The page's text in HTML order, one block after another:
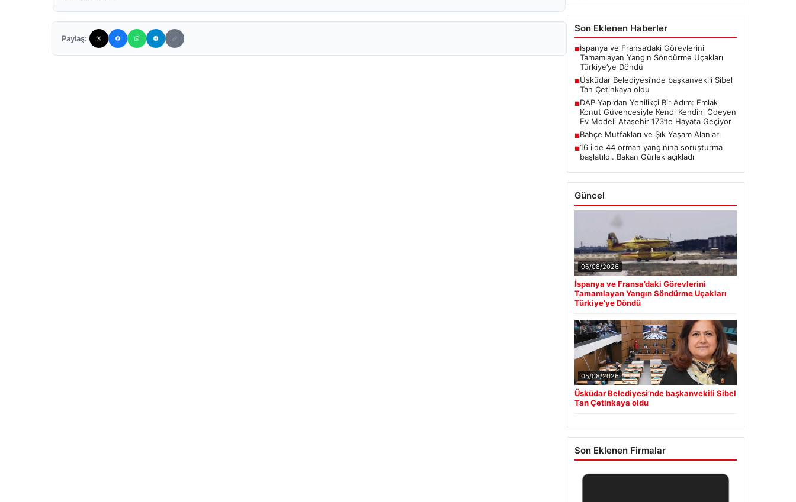
Paylaş:
Son Eklenen Haberler
■İspanya ve Fransa’daki Görevlerini
Tamamlayan Yangın Söndürme Uçakları
Türkiye’ye Döndü
■Üsküdar Belediyesi’nde başkanvekili Sibel
Tan Çetinkaya oldu
■DAP Yapı’dan Yenilikçi Bir Adım: Emlak
Konut Güvencesiyle Kendi Kendini Ödeyen
Ev Modeli Ataşehir 173’te Hayata Geçiyor
■Bahçe Mutfakları ve Şık Yaşam Alanları
■16 ilde 44 orman yangınına soruşturma
başlatıldı. Bakan Gürlek açıkladı
Güncel
06/08/2026
İspanya ve Fransa’daki Görevlerini
Tamamlayan Yangın Söndürme Uçakları
Türkiye’ye Döndü
05/08/2026
Üsküdar Belediyesi’nde başkanvekili Sibel
Tan Çetinkaya oldu
Son Eklenen Firmalar